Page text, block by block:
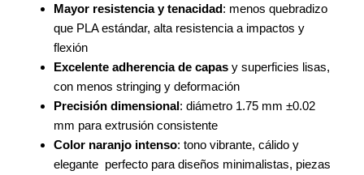
Mayor resistencia y tenacidad: menos quebradizo
que PLA estándar, alta resistencia a impactos y
flexión
Excelente adherencia de capas y superficies lisas,
con menos stringing y deformación
Precisión dimensional: diámetro 1.75 mm ±0.02
mm para extrusión consistente
Color naranjo intenso: tono vibrante, cálido y
elegante  perfecto para diseños minimalistas, piezas